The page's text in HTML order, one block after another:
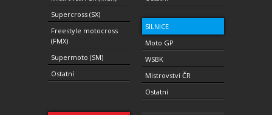
Supercross (SX)
Freestyle motocross
(FMX)
Supermoto (SM)
Ostatní
SILNICE
Moto GP
WSBK
Mistrovství ČR
Ostatní